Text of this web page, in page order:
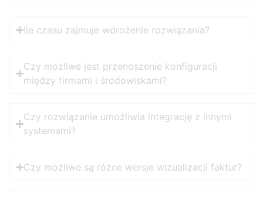
Ile czasu zajmuje wdrożenie rozwiązania?
Czy możliwe jest przenoszenie konfiguracji
między firmami i środowiskami?
Czy rozwiązanie umożliwia integrację z innymi
systemami?
Czy możliwe są różne wersje wizualizacji faktur?